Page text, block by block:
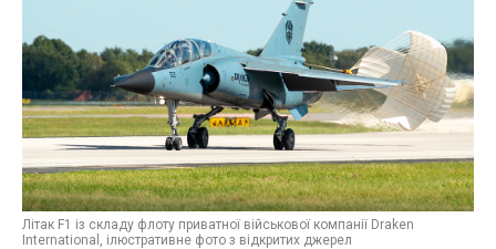
Літак F1 із складу флоту приватної військової компанії Draken
International, ілюстративне фото з відкритих джерел